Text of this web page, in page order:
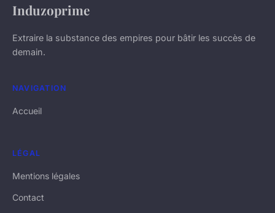
Induzoprime
Extraire la substance des empires pour bâtir les succès de
demain.
NAVIGATION
Accueil
LÉGAL
Mentions légales
Contact